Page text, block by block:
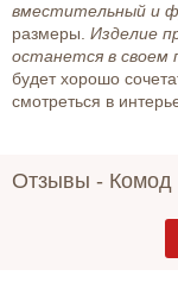
вместительный и ф
размеры. Изделие
останется в своем
будет хорошо
смотреться в
Отзывы - Комод